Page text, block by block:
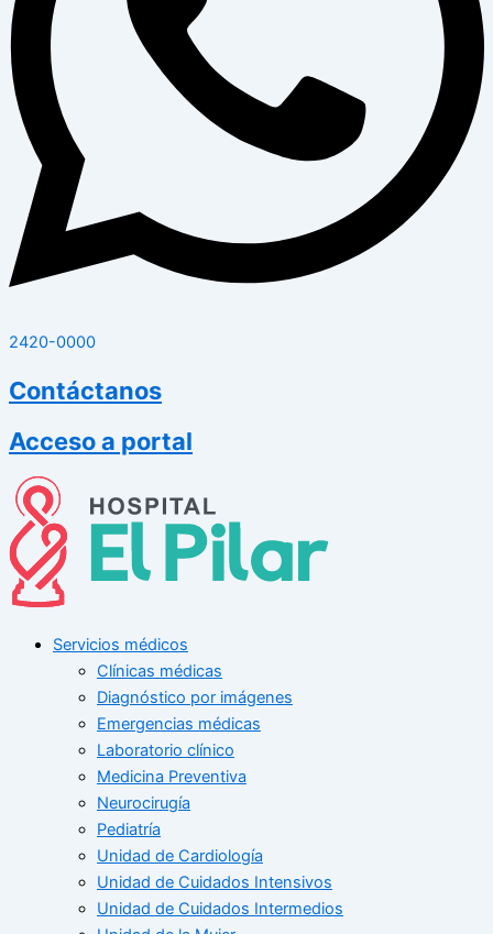
2420-0000
Contáctanos
Acceso a portal
Servicios médicos
Clínicas médicas
Diagnóstico por imágenes
Emergencias médicas
Laboratorio clínico
Medicina Preventiva
Neurocirugía
Pediatría
Unidad de Cardiología
Unidad de Cuidados Intensivos
Unidad de Cuidados Intermedios